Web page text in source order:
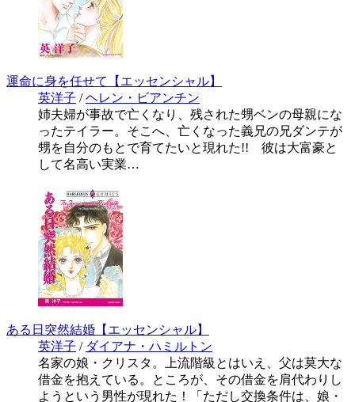
運命に身を任せて【エッセンシャル】
英洋子 /ヘレン・ビアンチン
姉夫婦が事故で亡くなり、残された甥ベンの母親にな
ったテイラー。そこへ、亡くなった義兄の兄ダンテが
甥を自分のもとで育てたいと現れた!! 彼は大富豪と
して名高い実業…
ある日突然結婚【エッセンシャル】
英洋子 / ダイアナ・ハミルトン
名家の娘・クリスタ。上流階級とはいえ、父は莫大な
借金を抱えている。ところが、その借金を肩代わりし
ようという男性が現れた！「ただし交換条件は、娘・